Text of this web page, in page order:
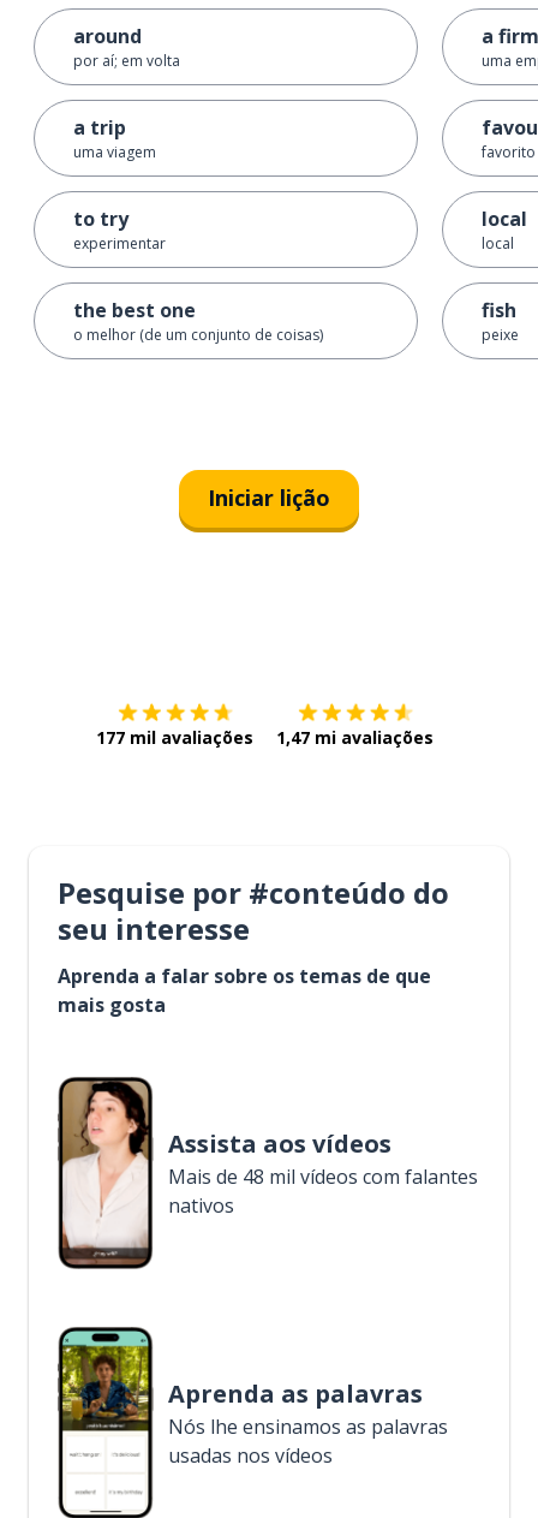
around
por aí; em volta
a trip
uma viagem
to try
experimentar
the best one
o melhor (de um conjunto de coisas)
a firm
uma
favorito
local
local
fish
peixe
Iniciar lição
177 mil avaliações 1,47 mi avaliações
Pesquise por #conteúdo do
seu interesse
Aprenda a falar sobre os temas de que
mais gosta
Assista aos vídeos
Mais de 48 mil vídeos com falantes
nativos
Aprenda as palavras
Nós lhe ensinamos as palavras
usadas nos vídeos